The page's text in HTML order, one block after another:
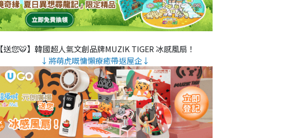
【送您🐯】韓國超人氣文創品牌MUZIK TIGER 冰感風扇！
↓將萌虎嘅慵懶療癒帶返屋企↓